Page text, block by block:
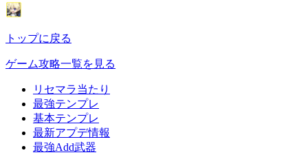
トップに戻る
ゲーム攻略一覧を見る
リセマラ当たり
最強テンプレ
基本テンプレ
最新アプデ情報
最強Add武器